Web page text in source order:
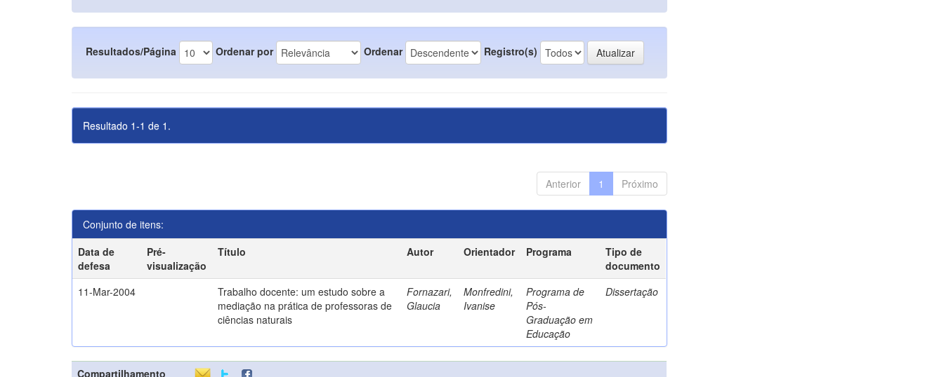
Resultados/Página Ordenar por Ordenar Registro(s)
Resultado 1-1 de 1.
Anterior 1 Próximo
Conjunto de itens:
Data de
defesa
Pré-
visualização
Título Autor Orientador Programa
Tipo de
documento
11-Mar-2004
Trabalho docente: um estudo sobre a
mediação na prática de professoras de
ciências naturais
Fornazari,
Glaucia
Monfredini,
Ivanise
Programa de
Pós-
Graduação em
Educação
Dissertação
Compartilhamento